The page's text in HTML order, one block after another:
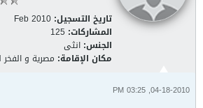
تاريخ التسجيل: Feb 2010
المشاركات: 125
الجنس: انثى
مكان الإقامة: مصرية و الفخر
04-18-2010, 03:25 PM